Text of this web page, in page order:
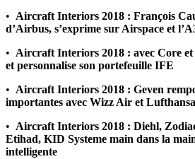
• Aircraft Interiors 2018 : François
d’Airbus, s’exprime sur Airspace et
• Aircraft Interiors 2018 : avec Core
et personnalise son portefeuille IFE
• Aircraft Interiors 2018 : Geven
importantes avec Wizz Air et Lufthansa
• Aircraft Interiors 2018 : Diehl,
Etihad, KID Systeme main dans la
intelligente